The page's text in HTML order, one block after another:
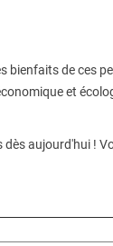
bienfaits de ces
et
aujourd'hui !